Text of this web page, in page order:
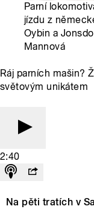
Parní
jízdu z
Oybin a
Mannová
Ráj parních mašin?
světovým unikátem
2:40
Na pěti tratích v